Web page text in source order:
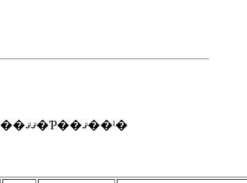
�Υǡ�������ɽ�����ޤ������7��ο��Ǥ����ꡢ���Τ����������7��Ǥ����������㤬0��ޤޤ�Ƥ��ޤ��ˡ�